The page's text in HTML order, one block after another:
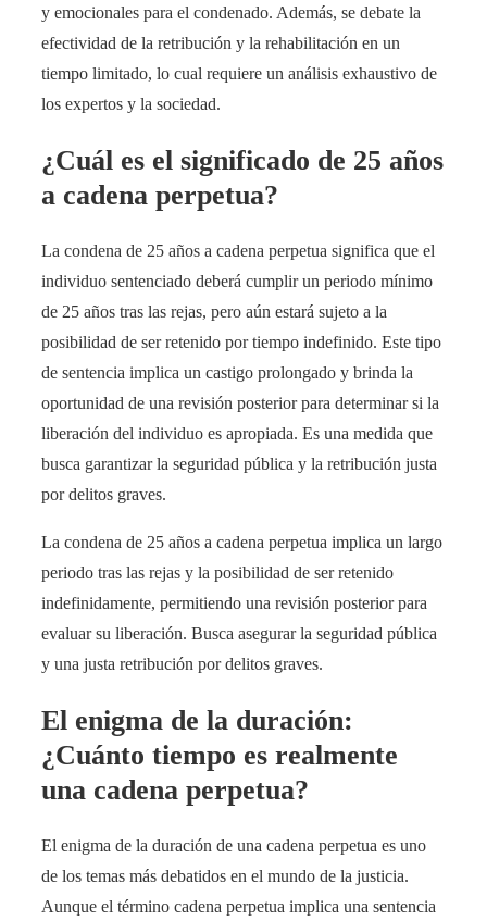
y emocionales para el condenado. Además, se debate la
efectividad de la retribución y la rehabilitación en un
tiempo limitado, lo cual requiere un análisis exhaustivo de
los expertos y la sociedad.
¿Cuál es el significado de 25 años
a cadena perpetua?
La condena de 25 años a cadena perpetua significa que el
individuo sentenciado deberá cumplir un periodo mínimo
de 25 años tras las rejas, pero aún estará sujeto a la
posibilidad de ser retenido por tiempo indefinido. Este tipo
de sentencia implica un castigo prolongado y brinda la
oportunidad de una revisión posterior para determinar si la
liberación del individuo es apropiada. Es una medida que
busca garantizar la seguridad pública y la retribución justa
por delitos graves.
La condena de 25 años a cadena perpetua implica un largo
periodo tras las rejas y la posibilidad de ser retenido
indefinidamente, permitiendo una revisión posterior para
evaluar su liberación. Busca asegurar la seguridad pública
y una justa retribución por delitos graves.
El enigma de la duración:
¿Cuánto tiempo es realmente
una cadena perpetua?
El enigma de la duración de una cadena perpetua es uno
de los temas más debatidos en el mundo de la justicia.
Aunque el término cadena perpetua implica una sentencia